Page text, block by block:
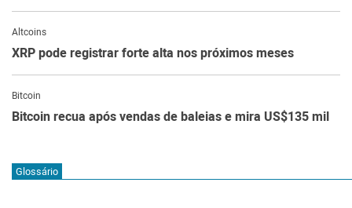
Altcoins
XRP pode registrar forte alta nos próximos meses
Bitcoin
Bitcoin recua após vendas de baleias e mira US$135 mil
Glossário